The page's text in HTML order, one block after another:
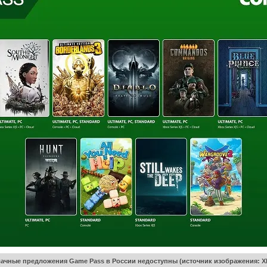
предложения Game Pass в России недоступны (источник изображения: